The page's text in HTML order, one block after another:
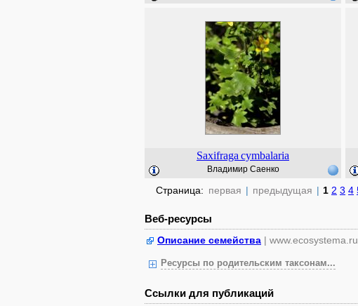
Saxifraga cymbalaria
Владимир Саенко
Страница: первая | предыдущая | 1 2 3 4
Веб-ресурсы
Описание семейства | www.ecosystema.ru
Ресурсы по родительским таксонам...
Ссылки для публикаций